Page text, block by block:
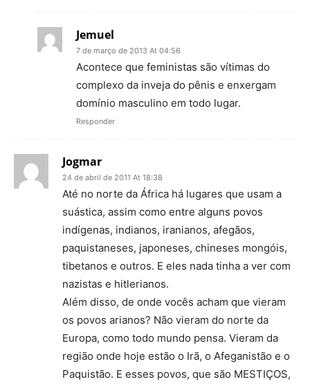
Jemuel
7 de março de 2013 At 04:56
Acontece que feministas são vítimas do
complexo da inveja do pênis e enxergam
domínio masculino em todo lugar.
Responder
Jogmar
24 de abril de 2011 At 18:38
Até no norte da África há lugares que usam a
suástica, assim como entre alguns povos
indígenas, indianos, iranianos, afegãos,
paquistaneses, japoneses, chineses mongóis,
tibetanos e outros. E eles nada tinha a ver com
nazistas e hitlerianos.
Além disso, de onde vocês acham que vieram
os povos arianos? Não vieram do norte da
Europa, como todo mundo pensa. Vieram da
região onde hoje estão o Irã, o Afeganistão e o
Paquistão. E esses povos, que são MESTIÇOS,